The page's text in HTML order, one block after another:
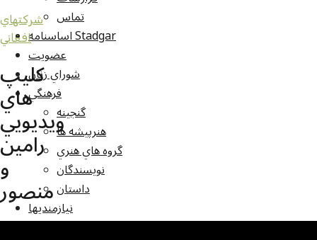
تماس
اساسنامه Stadgar
عضویت
شوراي زنان
فرهنگي
گنجينه
هنرپيشه ها
گروه هاي هنري
نويسندگان
داستان
نيازمنديها
شرکتهاي افغاني
شرکتهاي
افغاني
کليپ
هاي
ويديويي
رامين
و
منصور